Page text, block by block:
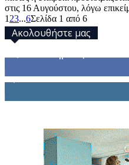
στις 16 Αυγούστου, λόγω
1 23...6Σελίδα 1 από 6
Ακολουθήστε μας